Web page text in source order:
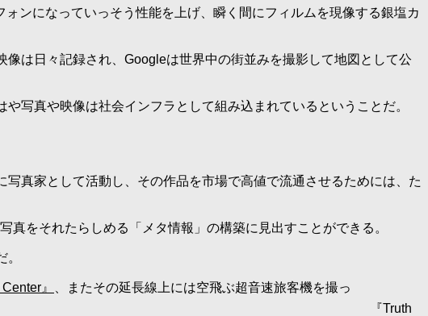
ンになっていっそう性能を上げ、瞬く間にフィルムを現像する銀塩カ
は日々記録され、Googleは世界中の街並みを撮影して地図として公
写真や映像は社会インフラとして組み込まれているということだ。
真家として活動し、その作品を市場で高値で流通させるためには、た
をそれたらしめる「メタ情報」の構築に見出すことができる。
『Truth
』
、またその延長線上には空飛ぶ超音速旅客機を撮っ